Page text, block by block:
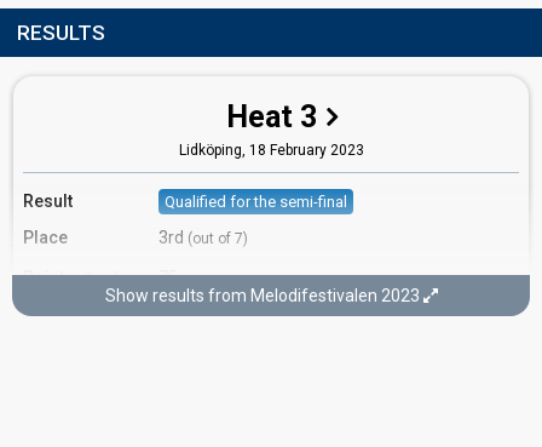
RESULTS
Heat 3
Lidköping, 18 February 2023
Result Qualified for the semi-final
Place 3rd (out of 7)
Points Total 75
Votes Total 1,565,806(16% of the votes)
Show results from Melodifestivalen 2023